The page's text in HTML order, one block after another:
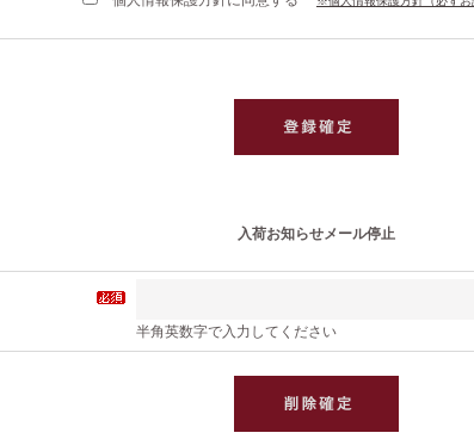
入荷お知らせメール停止
半角英数字で入力してください